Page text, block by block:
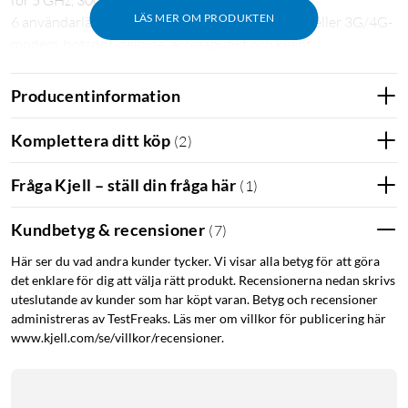
LÄS MER OM PRODUKTEN
6 användarlägen som t.ex. USB-delning via mobil eller 3G/4G-
modem, hotspot-delning, accesspunkt och klient.
anslutning av högintensiva trådbunda enheter som en NAS.
Kan strömförsörjas med en powerbank.
Bärbar router för jobb och nöje
TL-WR1502X från TP-Link är en kompakt och bärbar
reserouter som förbättrar din wifi-upplevelse på jobbresan, i
internetuppkoppling trådlöst med familjen i sommarhuset,
använda Chromecast eller Apple TV på hotellrummet eller
utöka täckningen av ett wifi-nätverk genom att använda
routern som en repeater.
Producentinformation
Komplettera ditt köp (2)
Fråga Kjell – ställ din fråga här ( 1 )
Kundbetyg & recensioner (7)
Här ser du vad andra kunder tycker. Vi visar alla betyg för att göra
det enklare för dig att välja rätt produkt. Recensionerna nedan skrivs
uteslutande av kunder som har köpt varan. Betyg och recensioner
administreras av TestFreaks. Läs mer om villkor för publicering här
www.kjell.com/se/villkor/recensioner.